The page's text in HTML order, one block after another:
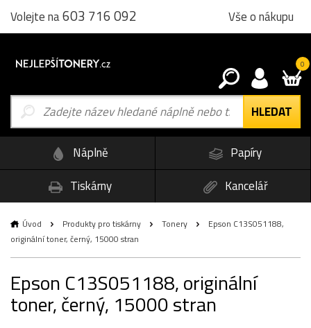
Volejte na603 716 092 Vše o nákupu
0
Náplně
Papíry
Tiskárny
Kancelář
Úvod Produkty pro tiskárny Tonery
Epson C13S051188,
originální toner, černý, 15000 stran
Epson C13S051188, originální
toner, černý, 15000 stran